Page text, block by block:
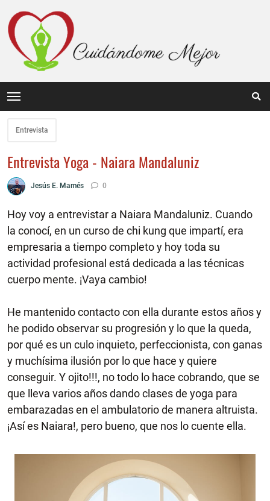
Entrevista
Entrevista Yoga - Naiara Mandaluniz
Jesús E. Mamés 0
Hoy voy a entrevistar a Naiara Mandaluniz. Cuando
la conocí, en un curso de chi kung que impartí, era
empresaria a tiempo completo y hoy toda su
actividad profesional está dedicada a las técnicas
cuerpo mente. ¡Vaya cambio!
He mantenido contacto con ella durante estos años y
he podido observar su progresión y lo que la queda,
por qué es un culo inquieto, perfeccionista, con ganas
y muchísima ilusión por lo que hace y quiere
conseguir. Y ojito!!!, no todo lo hace cobrando, que se
que lleva varios años dando clases de yoga para
embarazadas en el ambulatorio de manera altruista.
¡Así es Naiara!, pero bueno, que nos lo cuente ella.